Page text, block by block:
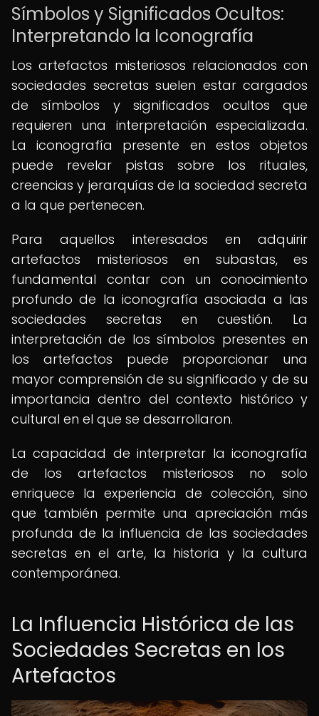
Símbolos y Significados Ocultos:
Interpretando la Iconografía
Los artefactos misteriosos relacionados con
sociedades secretas suelen estar cargados
de símbolos y significados ocultos que
requieren una interpretación especializada.
La iconografía presente en estos objetos
puede revelar pistas sobre los rituales,
creencias y jerarquías de la sociedad secreta
a la que pertenecen.
Para aquellos interesados en adquirir
artefactos misteriosos en subastas, es
fundamental contar con un conocimiento
profundo de la iconografía asociada a las
sociedades secretas en cuestión. La
interpretación de los símbolos presentes en
los artefactos puede proporcionar una
mayor comprensión de su significado y de su
importancia dentro del contexto histórico y
cultural en el que se desarrollaron.
La capacidad de interpretar la iconografía
de los artefactos misteriosos no solo
enriquece la experiencia de colección, sino
que también permite una apreciación más
profunda de la influencia de las sociedades
secretas en el arte, la historia y la cultura
contemporánea.
La Influencia Histórica de las
Sociedades Secretas en los
Artefactos